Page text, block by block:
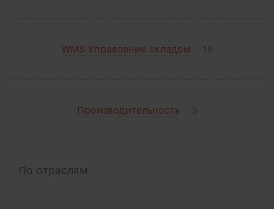
WMS Управление складом 18
Производительность 3
По отраслям